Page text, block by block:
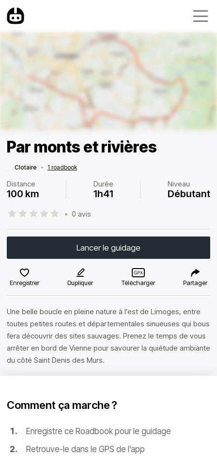
Par monts et rivières
Clotaire • 1 roadbook
Distance
100 km
Durée
1h41
Niveau
Débutant
• 0 avis
Lancer le guidage
Enregistrer Dupliquer Télécharger Partager
Une belle boucle en pleine nature à l'est de Limoges, entre
toutes petites routes et départementales sinueuses qui bous
fera découvrir des sites sauvages. Prenez le temps de vous
arrêter en bord de Vienne pour savourer la quiétude ambiante
du côté Saint Denis des Murs.
Comment ça marche ?
Enregistre ce Roadbook pour le guidage
Retrouve-le dans le GPS de l’app